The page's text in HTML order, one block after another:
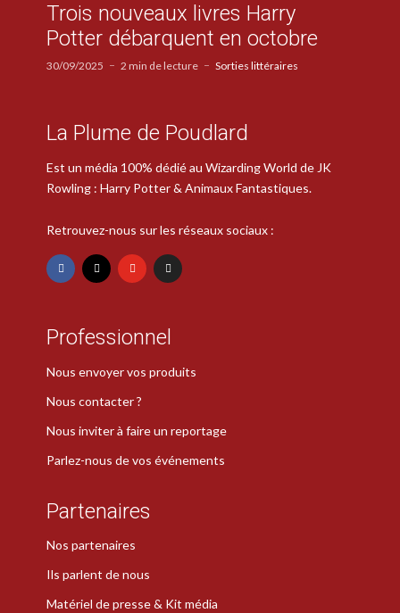
Trois nouveaux livres Harry
Potter débarquent en octobre
30/09/2025 2 min de lecture Sorties littéraires
La Plume de Poudlard
Est un média 100% dédié au Wizarding World de JK
Rowling : Harry Potter & Animaux Fantastiques.
Retrouvez-nous sur les réseaux sociaux :
Professionnel
Nous envoyer vos produits
Nous contacter ?
Nous inviter à faire un reportage
Parlez-nous de vos événements
Partenaires
Nos partenaires
Ils parlent de nous
Matériel de presse & Kit média